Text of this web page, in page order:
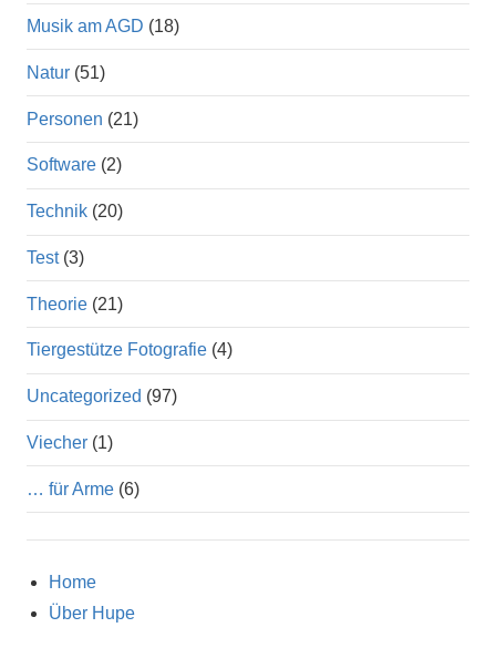
Musik am AGD (18)
Natur (51)
Personen (21)
Software (2)
Technik (20)
Test(3)
Theorie (21)
Tiergestütze Fotografie (4)
Uncategorized (97)
Viecher (1)
… für Arme (6)
Home
Über Hupe